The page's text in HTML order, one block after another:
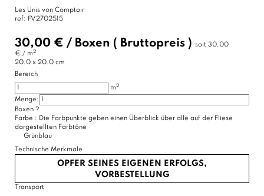
Les Unis von Comptoir
ref: FV2702515
30,00 € / Boxen ( Bruttopreis ) soit 30,00
€ / m2
20.0 x 20.0 cm
Bereich
m2
Menge:
Boxen ?
Farbe : Die Farbpunkte geben einen Überblick über alle auf der Fliese
dargestellten Farbtöne
Grünblau
Technische Merkmale
OPFER SEINES EIGENEN ERFOLGS,
VORBESTELLUNG
Transport